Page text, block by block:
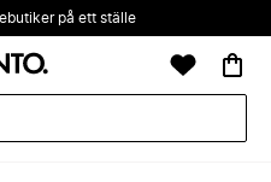
på ett ställe